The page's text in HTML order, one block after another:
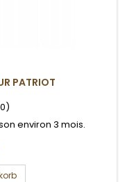
PATRIOT
environ 3 mois.